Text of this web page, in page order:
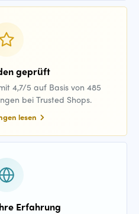
geprüft
4,7/5 auf Basis von 485
bei Trusted Shops.
lesen
Erfahrung